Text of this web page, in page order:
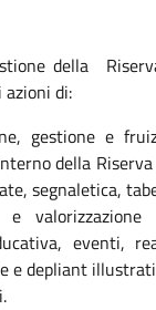
della
azioni di:
gestione e
della
segnaletica,
e
eventi,
e depliant